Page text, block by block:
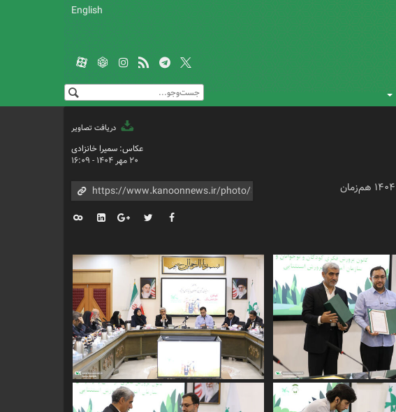
English
دریافت تصاویر
آیین امضای تفاهم‌نامه کانون پرورش فکری کودکان و نوجوانان با سازمان آموزش و پرورش استثنایی کشور یکشنبه ۲۰ مهر ۱۴۰۴ هم‌زمان
عکاس: سمیرا خانزادی
۲۰ مهر ۱۴۰۴ - ۱۶:۰۹